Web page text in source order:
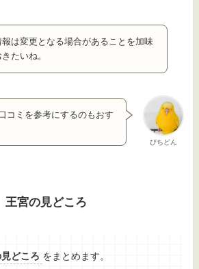
は変更となる場合があることを加味
たいね。
ぴちどん
コミを参考にするのもおす
王宮の見どころ
どころ をまとめます。